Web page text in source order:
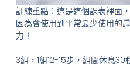
訓練重點：這是這個課表裡面
因為會使用到平常最少使用的
力！
3組，1組12-15步，組間休息30